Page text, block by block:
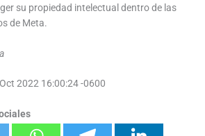
su propiedad intelectual dentro de las
de Meta.
2022 16:00:24 -0600